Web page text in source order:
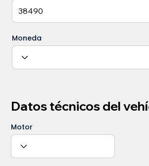
Moneda
Datos técnicos del
Motor